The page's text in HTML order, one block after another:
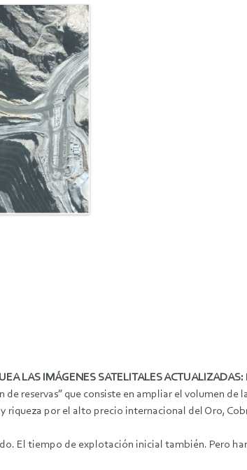
LAS IMÁGENES SATELITALES ACTUALIZADAS:
reservas” que consiste en ampliar el volumen de
por el alto precio internacional del Oro,
El tiempo de explotación inicial también. Pero